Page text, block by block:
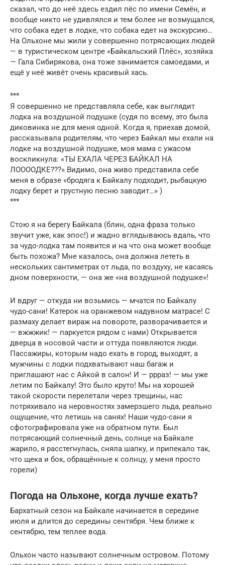
сказал, что до неё здесь ездил пёс по имени Семён, и
вообще никто не удивлялся и тем более не возмущался,
что собака едет в лодке, что собака едет на экскурсию…
На Ольхоне мы жили у совершенно потрясающих людей
— в туристическом центре «Байкальский Плёс», хозяйка
— Гала Сибирякова, она тоже занимается самоедами, и
ещё у неё живёт очень красивый хась.
***
Я совершенно не представляла себе, как выглядит
лодка на воздушной подушке (судя по всему, это была
диковинка не для меня одной. Когда я, приехав домой,
рассказывала родителям, что через Байкал мы ехали на
лодке на воздушной подушке, моя мама с ужасом
воскликнула: «ТЫ ЕХАЛА ЧЕРЕЗ БАЙКАЛ НА
ЛООООДКЕ???» Видимо, она живо представила себе
меня в образе «бродяга к Байкалу подходит, рыбацкую
лодку берет и грустную песню заводит…» )
***
Стою я на берегу Байкала (блин, одна фраза только
звучит уже, как эпос!) и жадно вглядываюсь вдаль, что
за чудо-лодка там появится и на что она может вообще
быть похожа? Мне казалось, она должна лететь в
нескольких сантиметрах от льда, по воздуху, не касаясь
дном поверхности, — она же «на воздушной подушке»!
И вдруг — откуда ни возьмись — мчатся по Байкалу
чудо-сани! Катерок на оранжевом надувном матрасе! С
размаху делает вираж на повороте, разворачивается и
— вжжжик! — паркуется рядом с нами) Открывается
дверца в носовой части и оттуда появляются люди.
Пассажиры, которым надо ехать в город, выходят, а
мужчины с лодки подхватывают наш багаж и
приглашают нас с Айкой в салон! И — ррраз! — мы уже
летим по Байкалу! Это было круто! Мы на хорошей
такой скорости перелетали через трещины, нас
потряхивало на неровностях замерзшего льда, реально
ощущение, что летишь на санях! Наши чудо-сани я
сфотографировала уже на обратном пути. Был
потрясающий солнечный день, солнце на Байкале
жарило, я расстегнулась, сняла шапку, и припекало так,
что щека и бок, обращённые к солнцу, у меня просто
горели)
Погода на Ольхоне, когда лучше ехать?
Бархатный сезон на Байкале начинается в середине
июля и длится до середины сентября. Чем ближе к
сентябрю, тем теплее вода.
Ольхон часто называют солнечным островом. Потому